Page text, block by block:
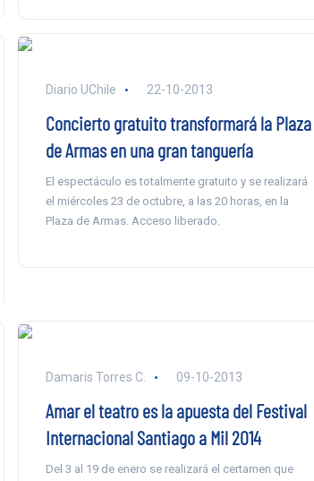
Diario UChile 22-10-2013
Concierto gratuito transformará la Plaza
de Armas en una gran tanguería
El espectáculo es totalmente gratuito y se realizará
el miércoles 23 de octubre, a las 20 horas, en la
Plaza de Armas. Acceso liberado.
Damaris Torres C. 09-10-2013
Amar el teatro es la apuesta del Festival
Internacional Santiago a Mil 2014
Del 3 al 19 de enero se realizará el certamen que